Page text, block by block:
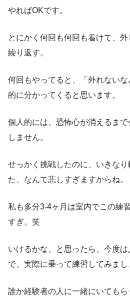
やればOKです。
とにかく何回も何回も着けて、
繰り返す。
何回もやってると、「外れない
的に分かってくると思います。
個人的には、恐怖心が消えるま
しません。
せっかく挑戦したのに、いきな
た、なんて悲しすぎますからね。
私も多分3-4ヶ月は室内でこの練
すぎ。笑
いけるかな、と思ったら、今度
で、実際に乗って練習してみまし
誰か経験者の人に一緒にいてもら